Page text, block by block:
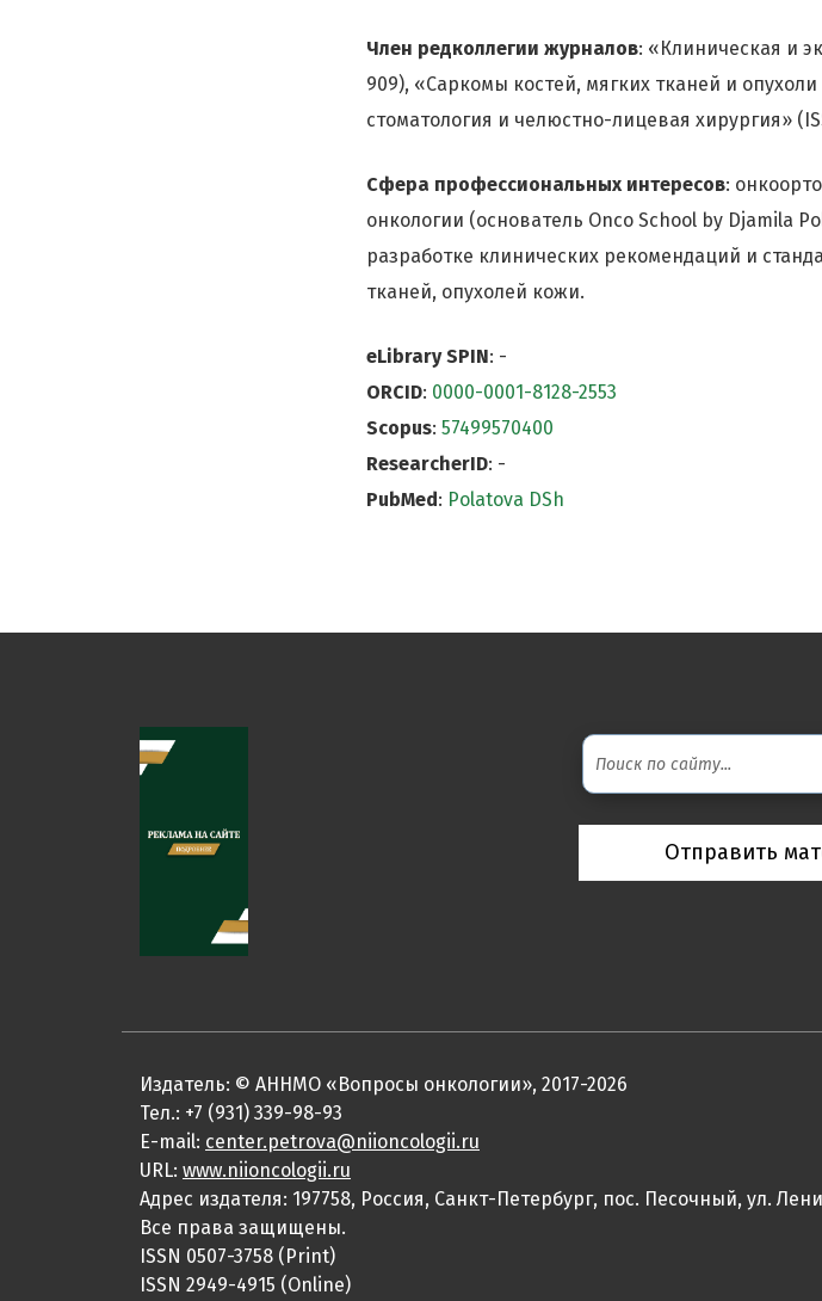
Член редколлегии журналов: «Клиническая и
909), «Саркомы костей, мягких тканей и
стоматология и челюстно-лицевая хирургия»
Сфера профессиональных интересов:
онкологии (основатель Onco School by Djamila
разработке клинических рекомендаций и
тканей, опухолей кожи.
eLibrary SPIN: -
ORCID: 0000-0001-8128-2553
Scopus: 57499570400
ResearcherID: -
PubMed: Polatova DSh
Отправить
Издатель: © АННМО «Вопросы онкологии», 2017-2026
Тел.: +7 (931) 339-98-93
E-mail: center.petrova@niioncologii.ru
URL: www.niioncologii.ru
Адрес издателя: 197758, Россия, Санкт-Петербург, пос. Песочный, ул.
Все права защищены.
ISSN 0507-3758 (Print)
ISSN 2949-4915 (Online)